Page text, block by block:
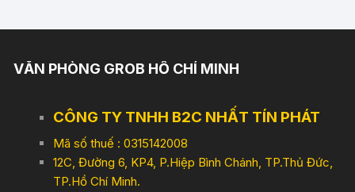
VĂN PHÒNG GROB HỒ CHÍ MINH
CÔNG TY TNHH B2C NHẤT TÍN PHÁT
Mã số thuế : 0315142008
12C, Đường 6, KP4, P.Hiệp Bình Chánh, TP.Thủ Đức,
TP.Hồ Chí Minh.